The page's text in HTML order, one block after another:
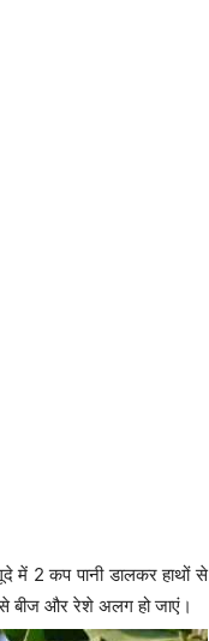
में 2 कप पानी डालकर हाथों से
बीज और रेशे अलग हो जाएं।